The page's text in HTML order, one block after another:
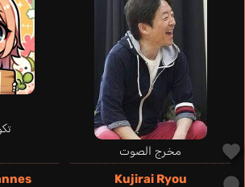
مخرج الصوت
Kujirai Ryou